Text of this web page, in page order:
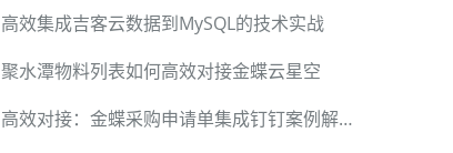
高效集成吉客云数据到MySQL的技术实战
聚水潭物料列表如何高效对接金蝶云星空
高效对接：金蝶采购申请单集成钉钉案例解析